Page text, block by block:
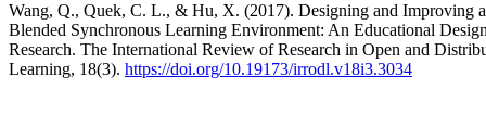
Wang, Q., Quek, C. L., & Hu, X. (2017). Designing and Improving a
Blended Synchronous Learning Environment: An Educational
Research. The International Review of Research in Open and
Learning, 18(3). https://doi.org/10.19173/irrodl.v18i3.3034